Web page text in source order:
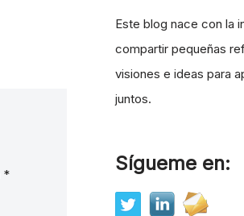
*
Este blog nace con la
compartir pequeñas
visiones e ideas para
juntos.
Sígueme en: